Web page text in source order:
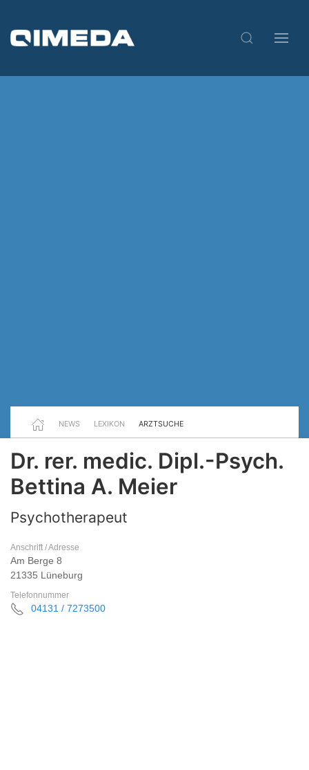
NEWS LEXIKON ARZTSUCHE
Dr. rer. medic. Dipl.-Psych.
Bettina A. Meier
Psychotherapeut
Anschrift / Adresse
Am Berge 8
21335 Lüneburg
Telefonnummer
04131 / 7273500